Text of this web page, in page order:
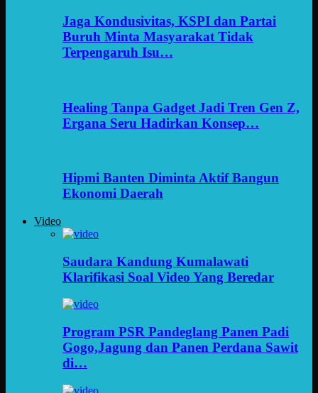
Jaga Kondusivitas, KSPI dan Partai
Buruh Minta Masyarakat Tidak
Terpengaruh Isu…
Healing Tanpa Gadget Jadi Tren Gen Z,
Ergana Seru Hadirkan Konsep…
Hipmi Banten Diminta Aktif Bangun
Ekonomi Daerah
Video
Saudara Kandung Kumalawati
Klarifikasi Soal Video Yang Beredar
Program PSR Pandeglang Panen Padi
Gogo,Jagung dan Panen Perdana Sawit
di…